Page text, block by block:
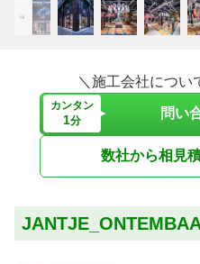
＼施工会社につい
カンタン
1分 問い
数社から相見